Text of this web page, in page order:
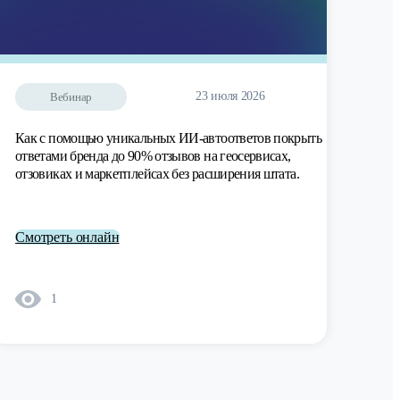
Вебинар 23 июля 2026
Как с помощью уникальных ИИ-автоответов покрыть
ответами бренда до 90% отзывов на геосервисах,
отзовиках и маркетплейсах без расширения штата.
Смотреть онлайн
1